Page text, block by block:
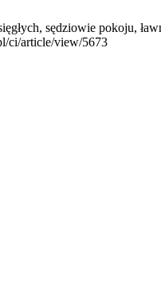
sędziowie pokoju,
ci/article/view/5673